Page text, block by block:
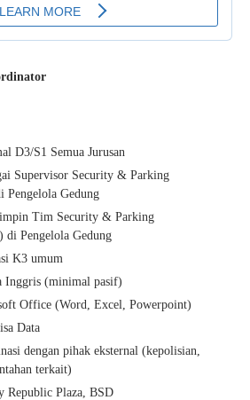
D3/S1 Semua Jurusan
Supervisor Security & Parking
Pengelola Gedung
Tim Security & Parking
di Pengelola Gedung
K3 umum
Inggris (minimal pasif)
Office (Word, Excel, Powerpoint)
Data
dengan pihak eksternal (kepolisian,
terkait)
Republic Plaza, BSD